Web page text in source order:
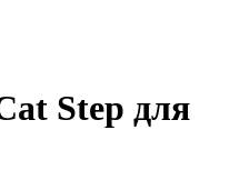
Step для